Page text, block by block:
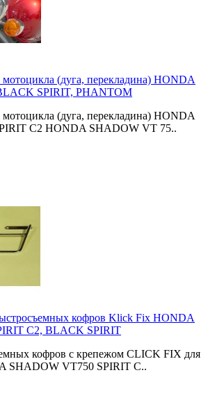
(дуга, перекладина) HONDA
SPIRIT, PHANTOM
(дуга, перекладина) HONDA
C2 HONDA SHADOW VT 75..
кофров Klick Fix HONDA
C2, BLACK SPIRIT
кофров с крепежом CLICK FIX для
SHADOW VT750 SPIRIT C..